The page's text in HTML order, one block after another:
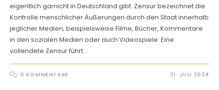
eigentlich garnicht in Deutschland gibt. Zensur bezeichnet die
Kontrolle menschlicher Äußerungen durch den Staat innerhalb
jeglicher Medien, beispielsweise Filme, Bücher, Kommentare
in den sozialen Medien oder auch Videospiele. Eine
vollendete Zensur führt…
0 KOMMENTARE 31. JULI 2024